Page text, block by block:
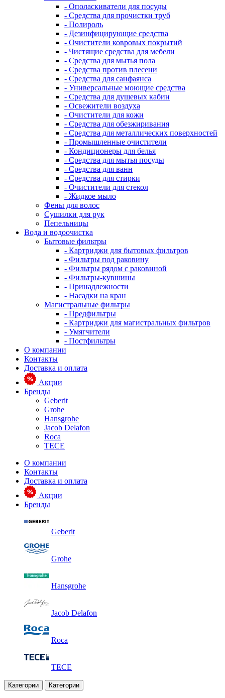
- Ополаскиватели для посуды
- Средства для прочистки труб
- Полироль
- Дезинфицирующие средства
- Очистители ковровых покрытий
- Чистящие средства для мебели
- Средства для мытья пола
- Средства против плесени
- Средства для санфаянса
- Универсальные моющие средства
- Средства для душевых кабин
- Освежители воздуха
- Очистители для кожи
- Средства для обезжиривания
- Средства для металлических поверхностей
- Промышленные очистители
- Кондиционеры для белья
- Средства для мытья посуды
- Средства для ванн
- Средства для стирки
- Очистители для стекол
- Жидкое мыло
Фены для волос
Сушилки для рук
Пепельницы
Вода и водоочистка
Бытовые фильтры
- Картриджи для бытовых фильтров
- Фильтры под раковину
- Фильтры рядом с раковиной
- Фильтры-кувшины
- Принадлежности
- Насадки на кран
Магистральные фильтры
- Предфильтры
- Картриджи для магистральных фильтров
- Умягчители
- Постфильтры
О компании
Контакты
Доставка и оплата
Акции
Бренды
Geberit
Grohe
Hansgrohe
Jacob Delafon
Roca
TECE
О компании
Контакты
Доставка и оплата
Акции
Бренды
Geberit
Grohe
Hansgrohe
Jacob Delafon
Roca
TECE
Категории Категории